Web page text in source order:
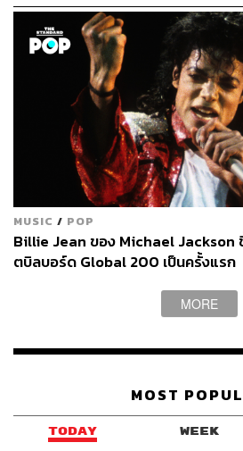
MUSIC / POP
Billie Jean ของ Michael Jackson
ตบิลบอร์ด Global 200 เป็นครั้งแรก
MORE
MOST
TODAY WEEK